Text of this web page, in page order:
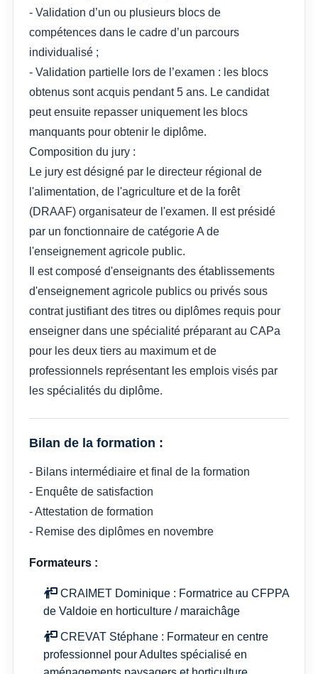
- Validation d’un ou plusieurs blocs de
compétences dans le cadre d’un parcours
individualisé ;
- Validation partielle lors de l’examen : les blocs
obtenus sont acquis pendant 5 ans. Le candidat
peut ensuite repasser uniquement les blocs
manquants pour obtenir le diplôme.
Composition du jury :
Le jury est désigné par le directeur régional de
l'alimentation, de l'agriculture et de la forêt
(DRAAF) organisateur de l'examen. Il est présidé
par un fonctionnaire de catégorie A de
l'enseignement agricole public.
Il est composé d'enseignants des établissements
d'enseignement agricole publics ou privés sous
contrat justifiant des titres ou diplômes requis pour
enseigner dans une spécialité préparant au CAPa
pour les deux tiers au maximum et de
professionnels représentant les emplois visés par
les spécialités du diplôme.
Bilan de la formation :
- Bilans intermédiaire et final de la formation
- Enquête de satisfaction
- Attestation de formation
- Remise des diplômes en novembre
Formateurs :
CRAIMET Dominique : Formatrice au CFPPA
de Valdoie en horticulture / maraichâge
CREVAT Stéphane : Formateur en centre
professionnel pour Adultes spécialisé en